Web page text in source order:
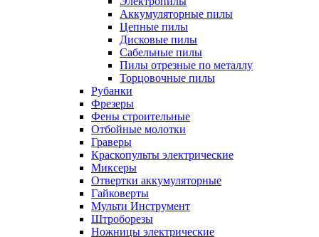
Аккумуляторные пилы
Цепные пилы
Дисковые пилы
Сабельные пилы
Пилы отрезные по металлу
Торцовочные пилы
Рубанки
Фрезеры
Фены строительные
Отбойные молотки
Граверы
Краскопульты электрические
Миксеры
Отвертки аккумуляторные
Гайковерты
Мульти Инструмент
Штроборезы
Ножницы электрические